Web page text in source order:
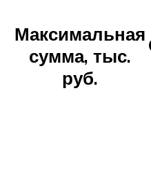
Максимальная
сумма, тыс.
руб.